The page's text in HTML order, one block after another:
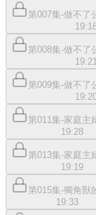
第007集-做不了
第008集-做不了
19:21
第009集-做不了
第011集-家庭主
19:28
第013集-家庭主
19:19
第015集-獨角獸
19:33